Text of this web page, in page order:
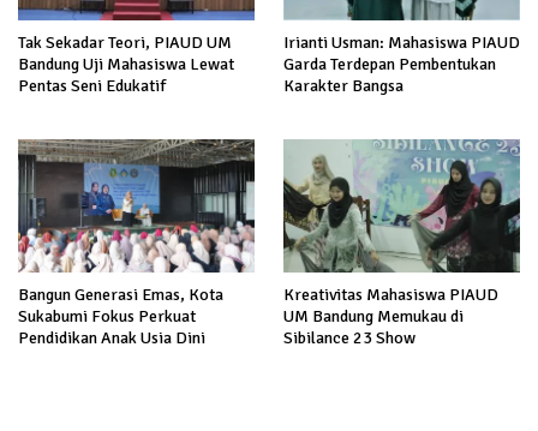
Tak Sekadar Teori, PIAUD UM
Bandung Uji Mahasiswa Lewat
Pentas Seni Edukatif
Irianti Usman: Mahasiswa PIAUD
Garda Terdepan Pembentukan
Karakter Bangsa
Bangun Generasi Emas, Kota
Sukabumi Fokus Perkuat
Pendidikan Anak Usia Dini
Kreativitas Mahasiswa PIAUD
UM Bandung Memukau di
Sibilance 23 Show